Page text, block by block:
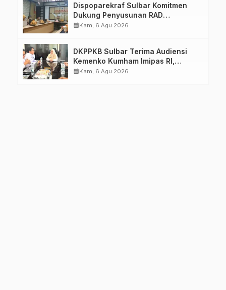
Dispoparekraf Sulbar Komitmen
Dukung Penyusunan RAD
TPB/SDGs Sulawesi Barat
calendar_monthKam, 6 Agu 2026
DKPPKB Sulbar Terima Audiensi
Kemenko Kumham Imipas RI,
Perkuat Pelayanan Kesehatan bagi
calendar_monthKam, 6 Agu 2026